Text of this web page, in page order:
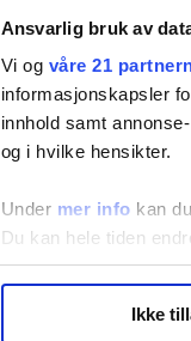
Ansvarlig bruk av
Vi og våre 21
informasjonskapsler
innhold samt
og i hvilke hensikter.
Under mer info kan
Du kan hele tiden
LO Medias
hvordan våre
Ikke
Dette
Kapittel 3
søvn.